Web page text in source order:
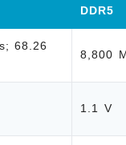
DDR5
68.26
8,800
1.1 V